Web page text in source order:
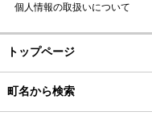
個人情報の取扱いについて
トップページ
町名から検索